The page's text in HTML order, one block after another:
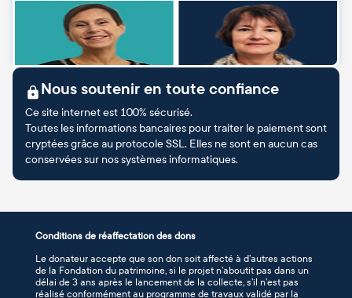
Nous soutenir en toute confiance
Ce site internet est 100% sécurisé.
Toutes les informations bancaires pour traiter le paiement sont
cryptées grâce au protocole SSL. Elles ne sont en aucun cas
conservées sur nos systèmes informatiques.
Conditions de réaffectation des dons
Le donateur accepte que son don soit affecté à d’autres actions
de la Fondation du patrimoine, si le projet n’aboutit pas dans un
délai de 3 ans après le lancement de la collecte, s’il n’est pas
réalisé conformément au programme de travaux validé par la